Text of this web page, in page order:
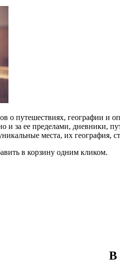
о путешествиях, географии
и за ее пределами, дневники,
места, их
в корзину одним кликом.
В